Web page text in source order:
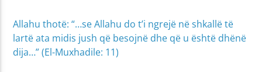
Allahu thotë: “…se Allahu do t’i ngrejë në shkallë të
lartë ata midis jush që besojnë dhe që u është dhënë
dija…” (El-Muxhadile: 11)